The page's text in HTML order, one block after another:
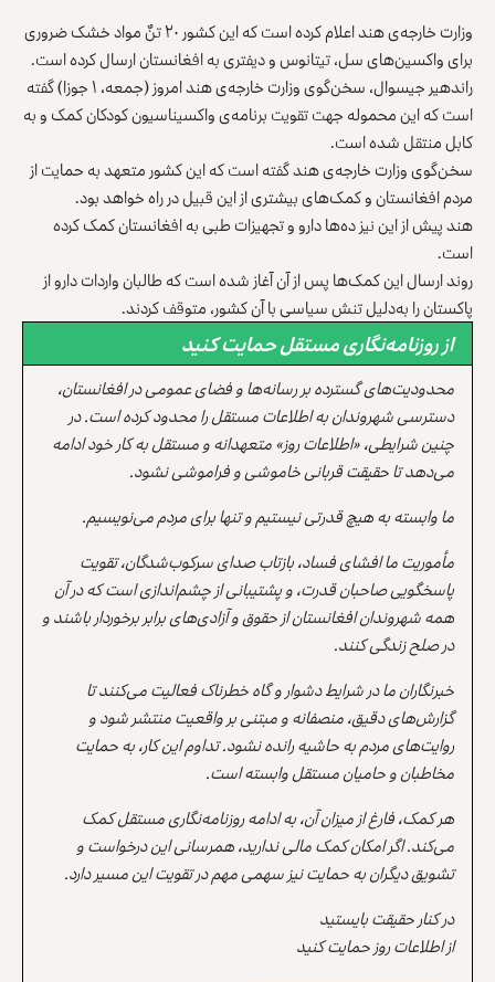
وزارت خارجه‌ی هند اعلام کرده است که این کشور ۲۰ تنٌ مواد خشک ضروری
برای واکسین‌های سل، تیتانوس و دیفتری به افغانستان ارسال کرده است.
راندهیر جیسوال، سخن‌گوی وزارت خارجه‌ی هند امروز (جمعه، ۱ جوزا) گفته
است که این محموله جهت تقویت برنامه‌ی واکسیناسیون کودکان کمک و به
کابل منتقل شده است.
سخن‌گوی وزارت خارجه‌ی هند گفته است که این کشور متعهد به حمایت از
مردم افغانستان و کمک‌های بیشتری از این قبیل در راه خواهد بود.
هند پیش از این نیز ده‌ها دارو و تجهیزات طبی به افغانستان کمک کرده
است.
روند ارسال این کمک‌ها پس از آن آغاز شده است که طالبان واردات دارو از
پاکستان را به‌دلیل تنش سیاسی با آن کشور، متوقف کردند.
از روزنامه‌نگاری مستقل حمایت کنید
محدودیت‌های گسترده بر رسانه‌ها و فضای عمومی در افغانستان،
دسترسی شهروندان به اطلاعات مستقل را محدود کرده است. در
چنین شرایطی، «اطلاعات روز» متعهدانه و مستقل به کار خود ادامه
می‌دهد تا حقیقت قربانی خاموشی و فراموشی نشود.
ما وابسته به هیچ قدرتی نیستیم و تنها برای مردم می‌نویسیم.
مأموریت ما افشای فساد، بازتاب صدای سرکوب‌شدگان، تقویت
پاسخگویی صاحبان قدرت، و پشتیبانی از چشم‌اندازی است که در آن
همه شهروندان افغانستان از حقوق و آزادی‌های برابر برخوردار باشند و
در صلح زندگی کنند.
خبرنگاران ما در شرایط دشوار و گاه خطرناک فعالیت می‌کنند تا
گزارش‌های دقیق، منصفانه و مبتنی بر واقعیت منتشر شود و
روایت‌های مردم به حاشیه رانده نشود. تداوم این کار، به حمایت
مخاطبان و حامیان مستقل وابسته است.
هر کمک، فارغ از میزان آن، به ادامه روزنامه‌نگاری مستقل کمک
می‌کند. اگر امکان کمک مالی ندارید، همرسانی این درخواست و
تشویق دیگران به حمایت نیز سهمی مهم در تقویت این مسیر دارد.
در کنار حقیقت بایستید
از اطلاعات روز حمایت کنید